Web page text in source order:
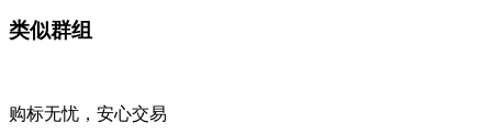
类似群组
购标无忧，安心交易